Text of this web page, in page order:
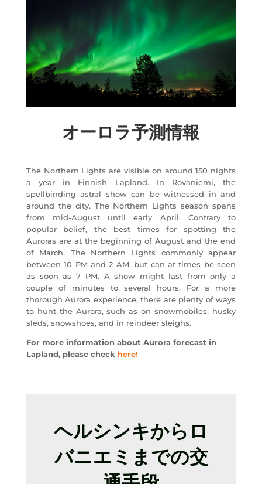
オーロラ予測情報
The Northern Lights are visible on around 150 nights
a year in Finnish Lapland. In Rovaniemi, the
spellbinding astral show can be witnessed in and
around the city. The Northern Lights season spans
from mid-August until early April. Contrary to
popular belief, the best times for spotting the
Auroras are at the beginning of August and the end
of March. The Northern Lights commonly appear
between 10 PM and 2 AM, but can at times be seen
as soon as 7 PM. A show might last from only a
couple of minutes to several hours. For a more
thorough Aurora experience, there are plenty of ways
to hunt the Aurora, such as on snowmobiles, husky
sleds, snowshoes, and in reindeer sleighs.
For more information about Aurora forecast in
Lapland, please check here!
ヘルシンキからロ
バニエミまでの交